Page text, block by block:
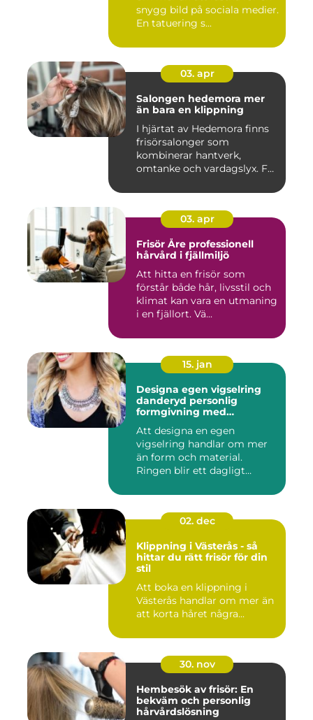
snygg bild på sociala medier.
En tatuering s...
03. apr
Salongen hedemora mer
än bara en klippning
I hjärtat av Hedemora finns
frisörsalonger som
kombinerar hantverk,
omtanke och vardagslyx. För
03. apr
Frisör Åre professionell
hårvård i fjällmiljö
Att hitta en frisör som
förstår både hår, livsstil och
klimat kan vara en utmaning
i en fjällort. Vä...
15. jan
Designa egen vigselring
danderyd personlig
formgivning med
Att designa en egen
vigselring handlar om mer
än form och material.
Ringen blir ett dagligt
02. dec
Klippning i Västerås - så
hittar du rätt frisör för din
stil
Att boka en klippning i
Västerås handlar om mer än
att korta håret några...
30. nov
Hembesök av frisör: En
bekväm och personlig
hårvårdslösning